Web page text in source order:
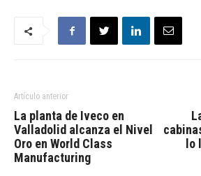
Artículo anterior
La planta de Iveco en
Valladolid alcanza el Nivel
Oro en World Class
Manufacturing